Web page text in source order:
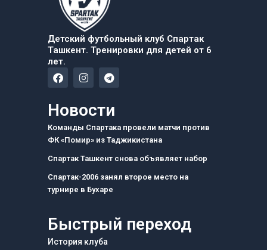
Детский футбольный клуб Спартак
Ташкент. Тренировки для детей от 6
лет.
F
a
e
b
o
k
I
n
a
g
r
a
m
T
e
g
a
m
Новости
Команды Спартака провели матчи против
ФК «Помир» из Таджикистана
Спартак Ташкент снова объявляет набор
Спартак-2006 занял второе место на
турнире в Бухаре
Быстрый переход
История клуба